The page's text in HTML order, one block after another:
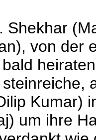
Shekhar
von der
Kumar)
um ihre